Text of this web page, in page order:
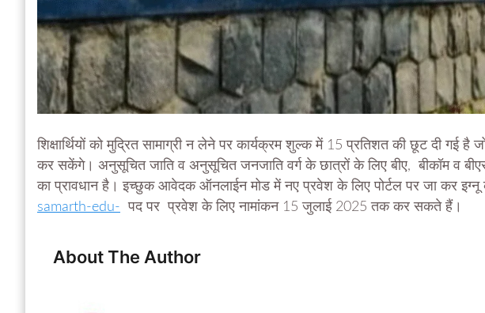
शिक्षार्थियों को मुद्रित सामाग्री न लेने पर कार्यक्रम शुल्क में 15 प्रतिशत की छूट दी गई
कर सकेंगे। अनुसूचित जाति व अनुसूचित जनजाति वर्ग के छात्रों के लिए बीए, बीकॉम व
का प्रावधान है। इच्छुक आवेदक ऑनलाईन मोड में नए प्रवेश के लिए पोर्टल पर जा कर
samarth-edu- पद पर प्रवेश के लिए नामांकन 15 जुलाई 2025 तक कर सकते हैं।
About The Author